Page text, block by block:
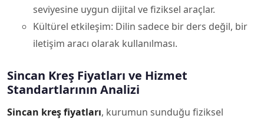
seviyesine uygun dijital ve fiziksel araçlar.
Kültürel etkileşim: Dilin sadece bir ders değil, bir
iletişim aracı olarak kullanılması.
Sincan Kreş Fiyatları ve Hizmet
Standartlarının Analizi
Sincan kreş fiyatları, kurumun sunduğu fiziksel